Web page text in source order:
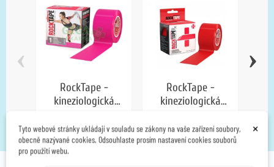
RockTape -
kineziologická
růžová
RockTape -
kineziologická
červená
‹ ›
×
Tyto webové stránky ukládají v souladu se zákony na vaše zařízení soubory,
obecně nazývané cookies. Odsouhlaste prosím nastavení cookies souborů
pro použití webu.